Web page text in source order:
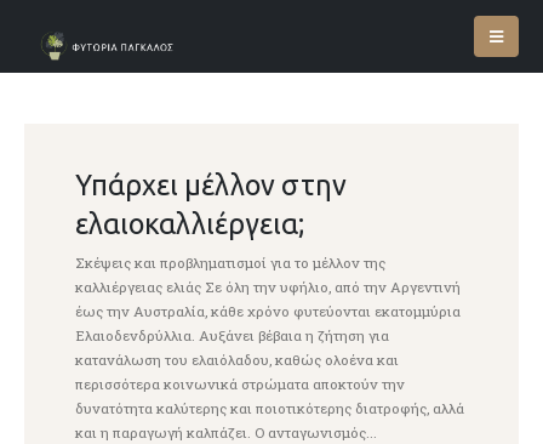
Υπάρχει μέλλον στην
ελαιοκαλλιέργεια;
Σκέψεις και προβληματισμοί για το μέλλον της
καλλιέργειας ελιάς Σε όλη την υφήλιο, από την Αργεντινή
έως την Αυστραλία, κάθε χρόνο φυτεύονται εκατομμύρια
Ελαιοδενδρύλλια. Αυξάνει βέβαια η ζήτηση για
κατανάλωση του ελαιόλαδου, καθώς ολοένα και
περισσότερα κοινωνικά στρώματα αποκτούν την
δυνατότητα καλύτερης και ποιοτικότερης διατροφής, αλλά
και η παραγωγή καλπάζει. Ο ανταγωνισμός...